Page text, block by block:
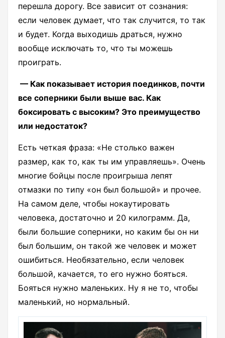
перешла дорогу. Все зависит от сознания:
если человек думает, что так случится, то так
и будет. Когда выходишь драться, нужно
вообще исключать то, что ты можешь
проиграть.
— Как показывает история поединков, почти
все соперники были выше вас. Как
боксировать с высоким? Это преимущество
или недостаток?
Есть четкая фраза: «Не столько важен
размер, как то, как ты им управляешь». Очень
многие бойцы после проигрыша лепят
отмазки по типу «он был большой» и прочее.
На самом деле, чтобы нокаутировать
человека, достаточно и 20 килограмм. Да,
были большие соперники, но каким бы он ни
был большим, он такой же человек и может
ошибиться. Необязательно, если человек
большой, качается, то его нужно бояться.
Бояться нужно маленьких. Ну я не то, чтобы
маленький, но нормальный.